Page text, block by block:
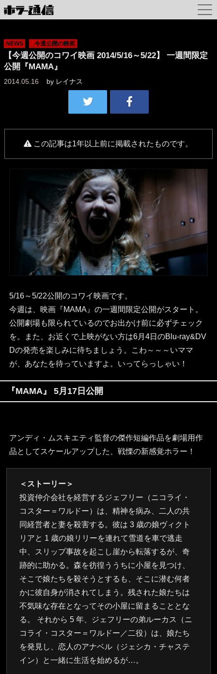
NEWS _今週公開の映画
【今週公開のコワイ映画 2014/5/16～5/22】 一週間限定
公開『MAMA』
2014.05.16 by レイナス
この記事は1年以上前に掲載されたものです。
5/16～5/22公開のコワイ映画です。
今週は、映画『MAMA』の一週間限定公開がスタート。
公開劇場も限られているのでお出かけ前に必ずチェック
を。また、お近くで上映がない方は6月4日のBlu-ray&DV
Dの発売を楽しみに待ちましょう。こわ～～～いママ
が、あなたを待っていますよ。いってらっしゃい！
『MAMA』 5月17日公開
アンディ・ムスキエティ監督の傑作短編作品を劇場用作
品としてスケールアップした、戦慄の新感覚ホラー！
＜ストーリー＞
投資仲介会社を経営するジェフリー（ニコライ・
コスター＝ワルドー）は、精神を病み、二人の共
同経営者と妻を殺害する。彼は 3 歳の娘ヴィクト
リアと 1 歳の娘リリーを連れて雪道を車で逃走
中、スリップ事故を起こし崖から転落するが、奇
跡的に助かる。森を彷徨ううちに小屋を見つけ、
そこで娘たちを殺そうとするも、そこに潜む何者
かに彼自身が消されてしまう。残された娘たちは
不気味な存在となってその小屋に留まることとな
る。 それから 5 年、ジェフリーの弟ルーカス（ニ
コライ・コスター＝ワルドー／二役）は、娘たち
を発見し、恋人のアナベル（ジェシカ・チャステ
イン）と一緒に生活を始めるが…。